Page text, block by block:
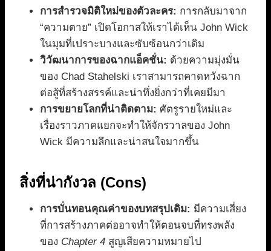
การสำรวจมิติใหม่ของตัวละคร: การกลับมาจาก
“ความตาย” เปิดโอกาสให้เราได้เห็น John Wick
ในมุมที่เปราะบางและซับซ้อนกว่าเดิม
วิวัฒนาการของฉากแอ็คชั่น: ด้วยความมุ่งมั่น
ของ Chad Stahelski เราสามารถคาดหวังฉาก
ต่อสู้ที่สร้างสรรค์และน่าทึ่งยิ่งกว่าที่เคยมีมา
การขยายโลกที่น่าติดตาม: ศัตรูรายใหม่และ
เรื่องราวภาคแยกจะทำให้จักรวาลของ John
Wick มีความลึกและน่าสนใจมากขึ้น
สิ่งที่น่ากังวล (Cons)
การบั่นทอนคุณค่าของบทสรุปเดิม: มีความเสี่ยง
ที่การสร้างภาคต่ออาจทำให้ตอนจบที่ทรงพลัง
ของ Chapter 4 สูญเสียความหมายไป